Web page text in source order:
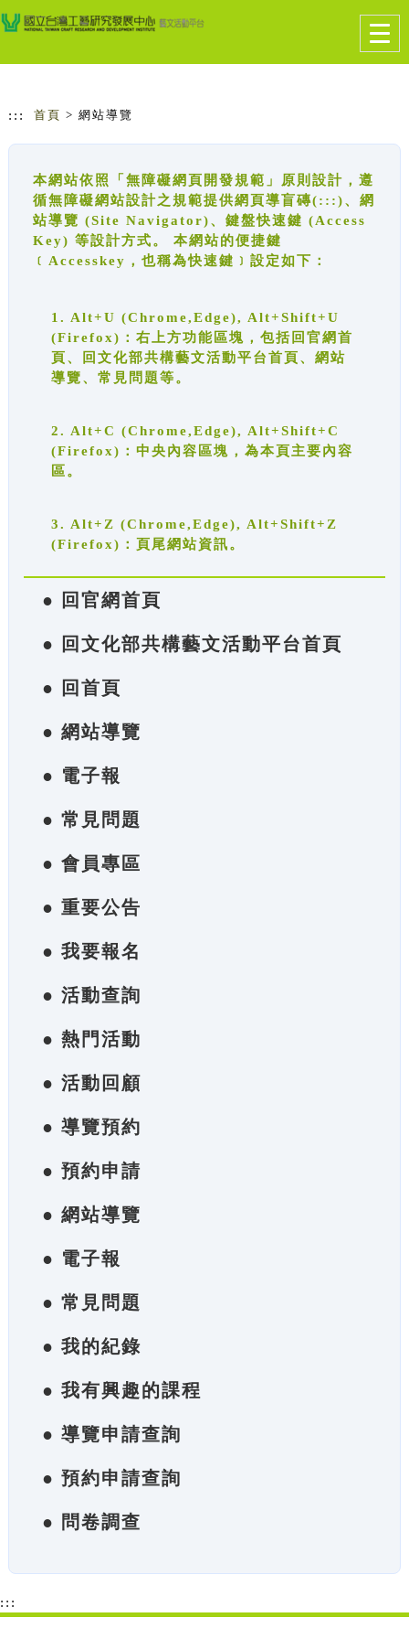
跳到主要內容
網站導覽
::: 首頁 > 網站導覽
本網站依照「無障礙網頁開發規範」原則設計，遵
循無障礙網站設計之規範提供網頁導盲磚(:::)、網
站導覽 (Site Navigator)、鍵盤快速鍵 (Access
Key) 等設計方式。 本網站的便捷鍵
﹝Accesskey，也稱為快速鍵﹞設定如下：
1. Alt+U (Chrome,Edge), Alt+Shift+U
(Firefox)：右上方功能區塊，包括回官網首
頁、回文化部共構藝文活動平台首頁、網站
導覽、常見問題等。
2. Alt+C (Chrome,Edge), Alt+Shift+C
(Firefox)：中央內容區塊，為本頁主要內容
區。
3. Alt+Z (Chrome,Edge), Alt+Shift+Z
(Firefox)：頁尾網站資訊。
● 回官網首頁
● 回文化部共構藝文活動平台首頁
● 回首頁
● 網站導覽
● 電子報
● 常見問題
● 會員專區
● 重要公告
● 我要報名
● 活動查詢
● 熱門活動
● 活動回顧
● 導覽預約
● 預約申請
● 網站導覽
● 電子報
● 常見問題
● 我的紀錄
● 我有興趣的課程
● 導覽申請查詢
● 預約申請查詢
● 問卷調查
:::